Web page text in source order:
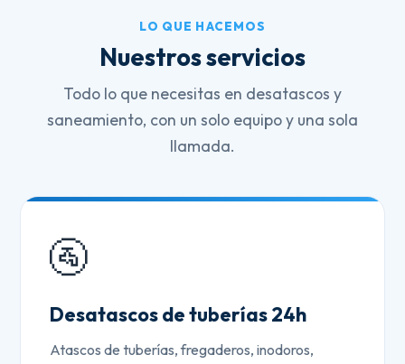
LO QUE HACEMOS
Nuestros servicios
Todo lo que necesitas en desatascos y
saneamiento, con un solo equipo y una sola
llamada.
🚰
Desatascos de tuberías 24h
Atascos de tuberías, fregaderos, inodoros,